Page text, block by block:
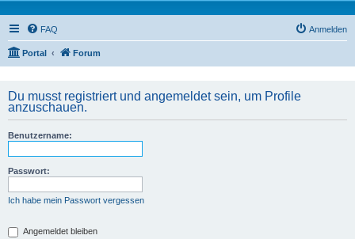
FAQ Anmelden
Portal Forum
Du musst registriert und angemeldet sein, um Profile
anzuschauen.
Benutzername:
Passwort:
Ich habe mein Passwort vergessen
Angemeldet bleiben